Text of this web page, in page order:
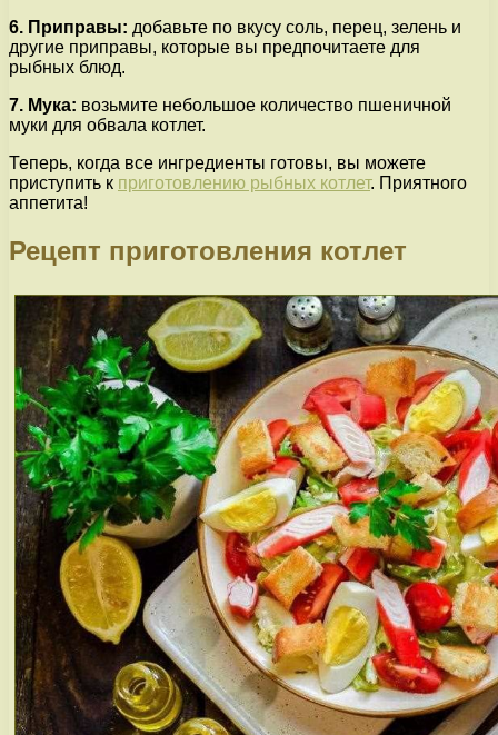
6. Приправы: добавьте по вкусу соль, перец, зелень и
другие приправы, которые вы предпочитаете для
рыбных блюд.
7. Мука: возьмите небольшое количество пшеничной
муки для обвала котлет.
Теперь, когда все ингредиенты готовы, вы можете
приступить к приготовлению рыбных котлет. Приятного
аппетита!
Рецепт приготовления котлет